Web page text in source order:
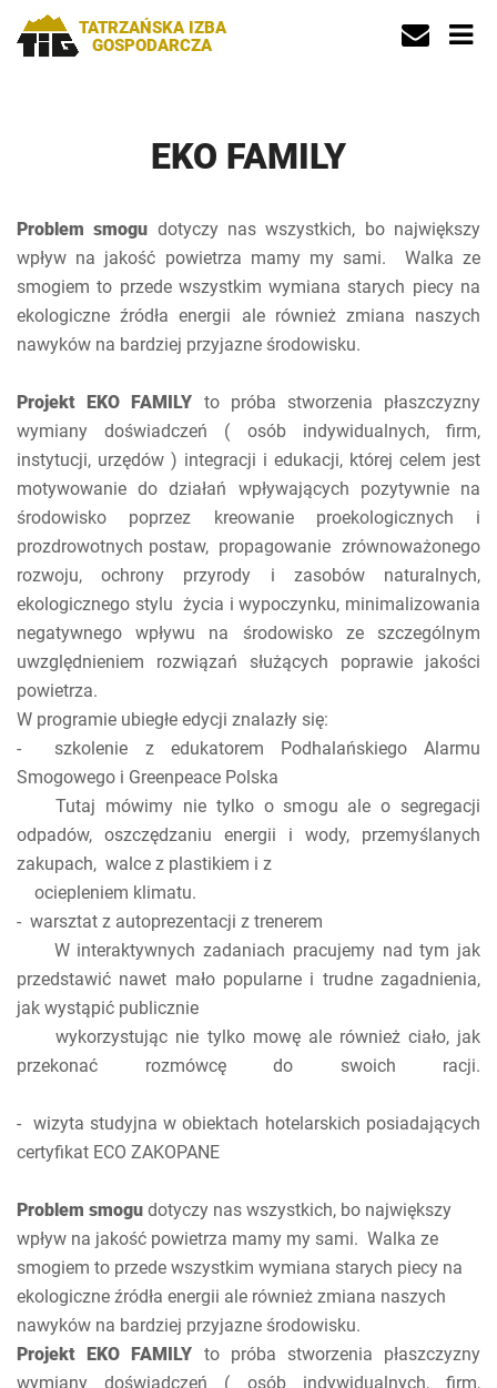
TATRZAŃSKA IZBA
GOSPODARCZA
EKO FAMILY
Problem smogu dotyczy nas wszystkich, bo największy
wpływ na jakość powietrza mamy my sami. Walka ze
smogiem to przede wszystkim wymiana starych piecy na
ekologiczne źródła energii ale również zmiana naszych
nawyków na bardziej przyjazne środowisku.
Projekt EKO FAMILY to próba stworzenia płaszczyzny
wymiany doświadczeń ( osób indywidualnych, firm,
instytucji, urzędów ) integracji i edukacji, której celem jest
motywowanie do działań wpływających pozytywnie na
środowisko poprzez kreowanie proekologicznych i
prozdrowotnych postaw, propagowanie zrównoważonego
rozwoju, ochrony przyrody i zasobów naturalnych,
ekologicznego stylu życia i wypoczynku, minimalizowania
negatywnego wpływu na środowisko ze szczególnym
uwzględnieniem rozwiązań służących poprawie jakości
powietrza.
W programie ubiegłe edycji znalazły się:
- szkolenie z edukatorem Podhalańskiego Alarmu
Smogowego i Greenpeace Polska
Tutaj mówimy nie tylko o smogu ale o segregacji
odpadów, oszczędzaniu energii i wody, przemyślanych
zakupach, walce z plastikiem i z
ociepleniem klimatu.
- warsztat z autoprezentacji z trenerem
W interaktywnych zadaniach pracujemy nad tym jak
przedstawić nawet mało popularne i trudne zagadnienia,
jak wystąpić publicznie
wykorzystując nie tylko mowę ale również ciało, jak
przekonać rozmówcę do swoich racji.
- wizyta studyjna w obiektach hotelarskich posiadających
certyfikat ECO ZAKOPANE
Problem smogu dotyczy nas wszystkich, bo największy
wpływ na jakość powietrza mamy my sami. Walka ze
smogiem to przede wszystkim wymiana starych piecy na
ekologiczne źródła energii ale również zmiana naszych
nawyków na bardziej przyjazne środowisku.
Projekt EKO FAMILY to próba stworzenia płaszczyzny
wymiany doświadczeń ( osób indywidualnych, firm,